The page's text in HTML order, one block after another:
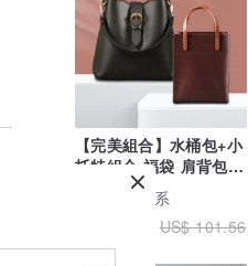
【完美組合】水桶包+小
托特組合 福袋 肩背包
手提包 禮物
光合系
US$ 101.56